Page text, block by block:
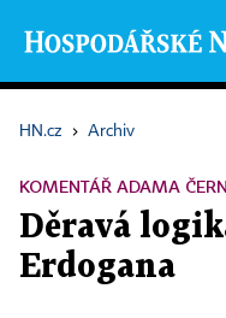
HN.cz › Archiv
KOMENTÁŘ ADAMA
Děravá
Erdogana